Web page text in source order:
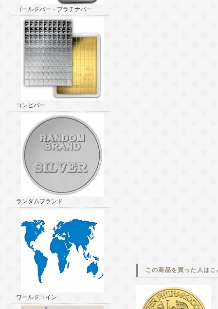
ゴールドバー・プラチナバー
コンビバー
ランダムブランド
ワールドコイン
この商品を買った人は